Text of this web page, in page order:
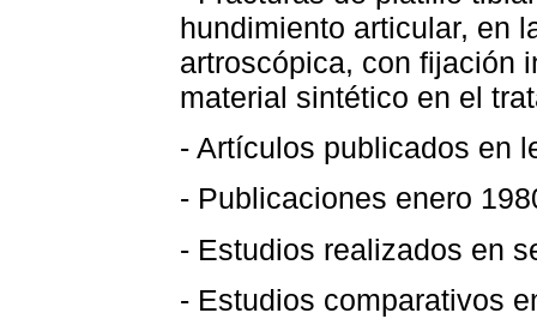
hundimiento articular, en
artroscópica, con fijación
material sintético en el
- Artículos publicados en
- Publicaciones enero
- Estudios realizados en
- Estudios comparativos